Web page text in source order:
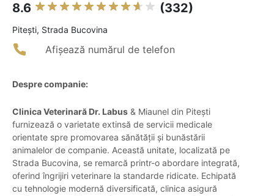
8.6 (332)
Piteşti, Strada Bucovina
Afișează numărul de telefon
Despre companie:
Clinica Veterinară Dr. Labus & Miaunel din Pitești
furnizează o varietate extinsă de servicii medicale
orientate spre promovarea sănătății și bunăstării
animalelor de companie. Această unitate, localizată pe
Strada Bucovina, se remarcă printr-o abordare integrată,
oferind îngrijiri veterinare la standarde ridicate. Echipată
cu tehnologie modernă diversificată, clinica asigură